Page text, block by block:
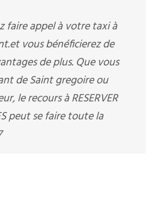
faire appel à votre taxi à
vous bénéficierez de
de plus. Que vous
de Saint gregoire ou
le recours à RESERVER
peut se faire toute la